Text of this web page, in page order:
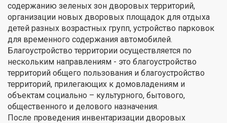
содержанию зеленых зон дворовых территорий,
организации новых дворовых площадок для отдыха
детей разных возрастных групп, устройство парковок
для временного содержания автомобилей.
Благоустройство территории осуществляется по
нескольким направлениям - это благоустройство
территорий общего пользования и благоустройство
территорий, прилегающих к домовладениям и
объектам социально – культурного, бытового,
общественного и делового назначения.
После проведения инвентаризации дворовых